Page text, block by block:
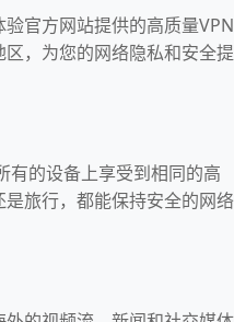
官方网站提供的高质量VPN
，为您的网络隐私和安全提
有的设备上享受到相同的高
旅行，都能保持安全的网络